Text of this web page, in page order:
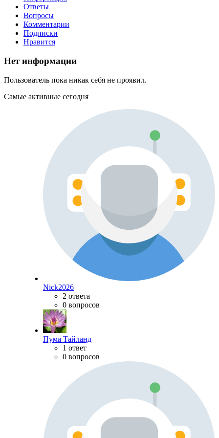
Ответы
Вопросы
Комментарии
Подписки
Нравится
Нет информации
Пользователь пока никак себя не проявил.
Самые активные сегодня
Nick2026
2 ответа
0 вопросов
Пума Тайланд
1 ответ
0 вопросов